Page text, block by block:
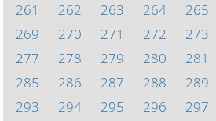
261
262 263 264 265
269
270 271 272 273
277
278 279 280 281
285
286 287 288 289
293
294 295 296 297